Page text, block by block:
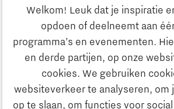
Welkom! Leuk dat je inspiratie
opdoen of deelneemt aan
programma’s en evenementen.
en derde partijen, op onze
cookies. We gebruiken
websiteverkeer te analyseren, om
op te slaan, om functies voor
Ontdek Brainport
Innovatie
Ondernemen
Onderwijs
Maatschappelijk
Strategie & Organisatie